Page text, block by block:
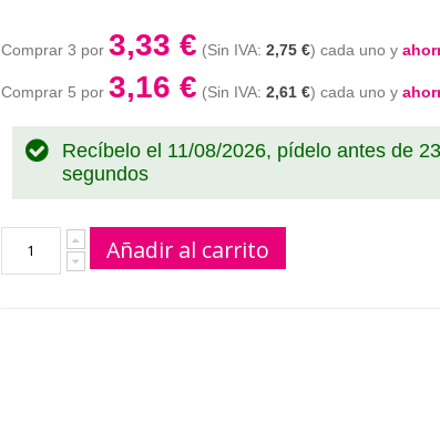
Comprar 3 por 3,33 € 2,75 € cada uno y
Comprar 5 por 3,16 € 2,61 € cada uno y
Recíbelo el 11/08/2026, pídelo antes de
segundos
Añadir al carrito